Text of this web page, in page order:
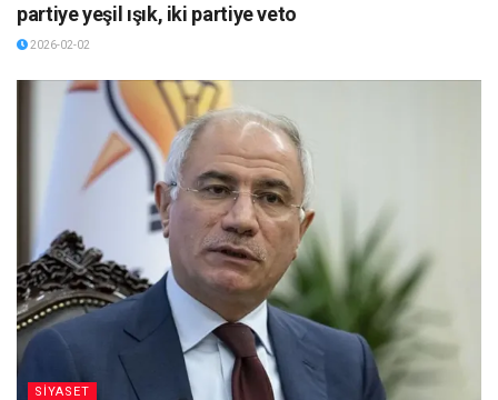
partiye yeşil ışık, iki partiye veto
2026-02-02
SİYASET